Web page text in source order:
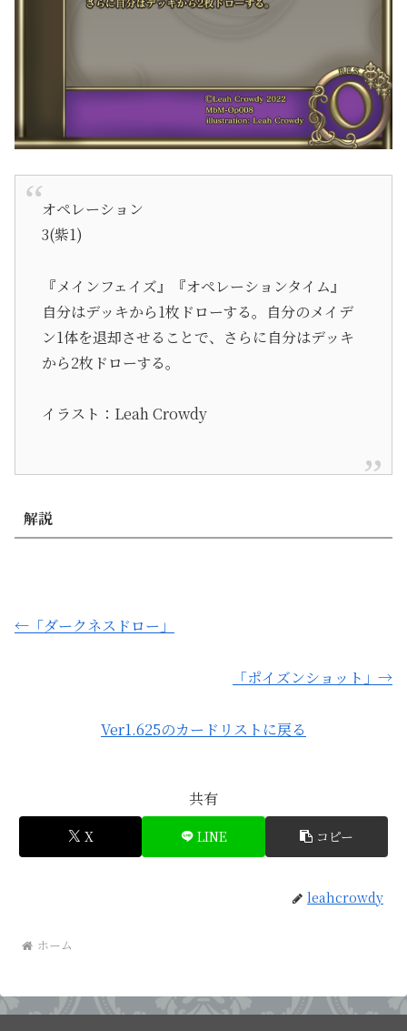
オペレーション
3(紫1)
『メインフェイズ』『オペレーションタイム』
自分はデッキから1枚ドローする。自分のメイデ
ン1体を退却させることで、さらに自分はデッキ
から2枚ドローする。
イラスト：Leah Crowdy
解説
←「ダークネスドロー」
「ポイズンショット」→
Ver1.625のカードリストに戻る
共有
X LINE コピー
leahcrowdy
ホーム